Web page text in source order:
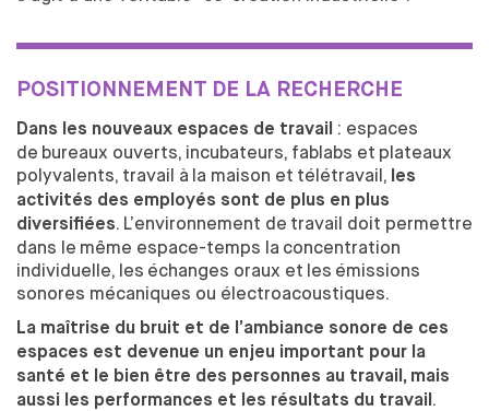
TAXE D'APPRENTISSAGE
ÉCHANGES ACADÉMIQUES INTERNATIONAUX ENTRANTS
MEDES UNE SPÉCIFICITÉ
STAGES & ÉCHANGES ACADÉMIQUES INTERNATIONAUX
SORTANTS
ÉTABLI LE PODCAST DE L'ENSCI-LES
ATELIERS
POSITIONNEMENT DE LA RECHERCHE
Dans les nouveaux espaces de travail : espaces
de bureaux ouverts, incubateurs, fablabs et plateaux
polyvalents, travail à la maison et télétravail, les
activités des employés sont de plus en plus
diversifiées. L’environnement de travail doit permettre
dans le même espace-temps la concentration
individuelle, les échanges oraux et les émissions
sonores mécaniques ou électroacoustiques.
La maîtrise du bruit et de l’ambiance sonore de ces
espaces est devenue un enjeu important pour la
santé et le bien être des personnes au travail, mais
aussi les performances et les résultats du travail .